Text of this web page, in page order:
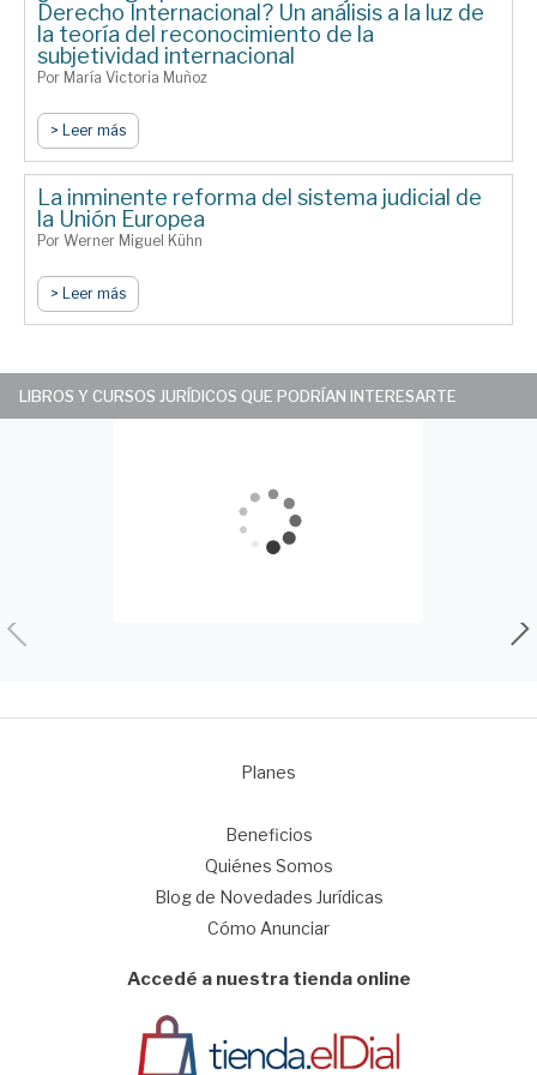
Derecho Internacional? Un análisis a la luz de
la teoría del reconocimiento de la
subjetividad internacional
Por María Victoria Muñoz
> Leer más
La inminente reforma del sistema judicial de
la Unión Europea
Por Werner Miguel Kühn
> Leer más
LIBROS Y CURSOS JURÍDICOS QUE PODRÍAN INTERESARTE
Planes
Beneficios
Quiénes Somos
Blog de Novedades Jurídicas
Cómo Anunciar
Accedé a nuestra tienda online